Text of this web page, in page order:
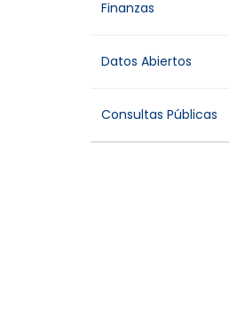
Finanzas
Datos Abiertos
Consultas Públicas